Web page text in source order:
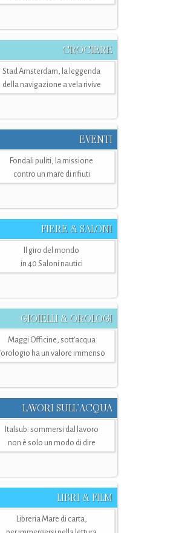
CROCIERE
Stad Amsterdam, la leggenda
della navigazione a vela rivive
EVENTI
Fondali puliti, la missione
contro un mare di rifiuti
FIERE & SALONI
Il giro del mondo
in 40 Saloni nautici
GIOIELLI & OROLOGI
Maggi Officine, sott’acqua
l'orologio ha un valore immenso
LAVORI SULL’ACQUA
Italsub: sommersi dal lavoro
non è solo un modo di dire
LIBRI & FILM
Libreria Mare di carta,